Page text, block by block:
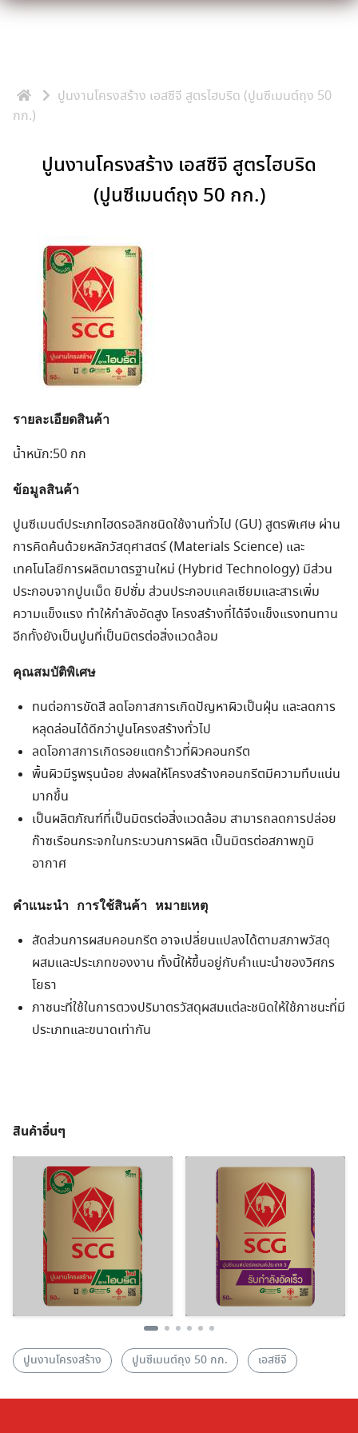
Skip
Search
for:
Search
ปูนงานโครงสร้าง เอสซีจี สูตรไฮบริด (ปูนซีเมนต์ถุง 50
กก.)
ปูนงานโครงสร้าง เอสซีจี สูตรไฮบริด
(ปูนซีเมนต์ถุง 50 กก.)
รายละเอียดสินค้า
น้ำหนัก:50 กก
ข้อมูลสินค้า
ปูนซีเมนต์ประเภทไฮดรอลิกชนิดใช้งานทั่วไป (GU) สูตรพิเศษ ผ่าน
การคิดค้นด้วยหลักวัสดุศาสตร์ (Materials Science) และ
เทคโนโลยีการผลิตมาตรฐานใหม่ (Hybrid Technology) มีส่วน
ประกอบจากปูนเม็ด ยิปซั่ม ส่วนประกอบแคลเซียมและสารเพิ่ม
ความแข็งแรง ทำให้กำลังอัดสูง โครงสร้างที่ได้จึงแข็งแรงทนทาน
อีกทั้งยังเป็นปูนที่เป็นมิตรต่อสิ่งแวดล้อม
คุณสมบัติพิเศษ
ทนต่อการขัดสี ลดโอกาสการเกิดปัญหาผิวเป็นฝุ่น และลดการ
หลุดล่อนได้ดีกว่าปูนโครงสร้างทั่วไป
ลดโอกาสการเกิดรอยแตกร้าวที่ผิวคอนกรีต
พื้นผิวมีรูพรุนน้อย ส่งผลให้โครงสร้างคอนกรีตมีความทึบแน่น
มากขึ้น
เป็นผลิตภัณฑ์ที่เป็นมิตรต่อสิ่งแวดล้อม สามารถลดการปล่อย
ก๊าซเรือนกระจกในกระบวนการผลิต เป็นมิตรต่อสภาพภูมิ
อากาศ
คำแนะนำ การใช้สินค้า หมายเหตุ
สัดส่วนการผสมคอนกรีต อาจเปลี่ยนแปลงได้ตามสภาพวัสดุ
ผสมและประเภทของงาน ทั้งนี้ให้ขึ้นอยู่กับคำแนะนำของวิศกร
โยธา
ภาชนะที่ใช้ในการตวงปริมาตรวัสดุผสมแต่ละชนิดให้ใช้ภาชนะที่มี
ประเภทและขนาดเท่ากัน
สินค้าอื่นๆ
ปูนงานโครงสร้าง ปูนซีเมนต์ถุง 50 กก. เอสซีจี